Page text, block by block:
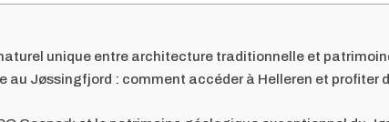
unique entre architecture traditionnelle et
au Jøssingfjord : comment accéder à Helleren et profiter